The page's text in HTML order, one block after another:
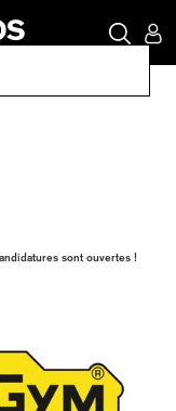
sont ouvertes !